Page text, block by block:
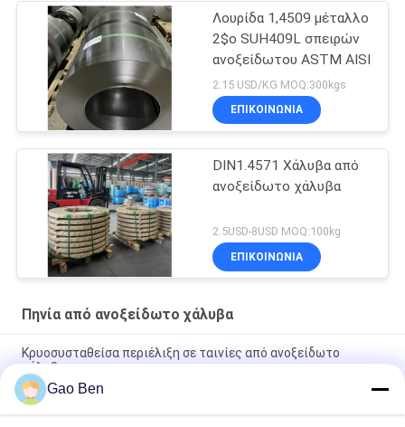
Λουρίδα 1,4509 μέταλλο
2$ο SUH409L σπειρών
ανοξείδωτου ASTM AISI
2.15 USD/KG MOQ:300kgs
ΕΠΙΚΟΙΝΩΝΙΑ
DIN1.4571 Χάλυβα από
ανοξείδωτο χάλυβα
2.5USD-8USD MOQ:100kg
ΕΠΙΚΟΙΝΩΝΙΑ
Πηνία από ανοξείδωτο χάλυβα
Κρυοσυσταθείσα περιέλιξη σε ταινίες από ανοξείδωτο
χάλυβα
12X17/430/1.4016 AISI 430 Κρύο έλαση από ανοξείδωτο
χάλυβα
Gao Ben